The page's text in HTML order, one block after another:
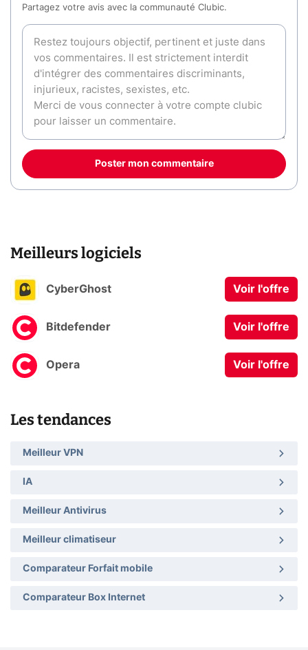
Partagez votre avis avec la communauté Clubic.
Poster mon commentaire
Meilleurs logiciels
CyberGhost Voir l'offre
Bitdefender Voir l'offre
Opera Voir l'offre
Les tendances
Meilleur VPN
IA
Meilleur Antivirus
Meilleur climatiseur
Comparateur Forfait mobile
Comparateur Box Internet